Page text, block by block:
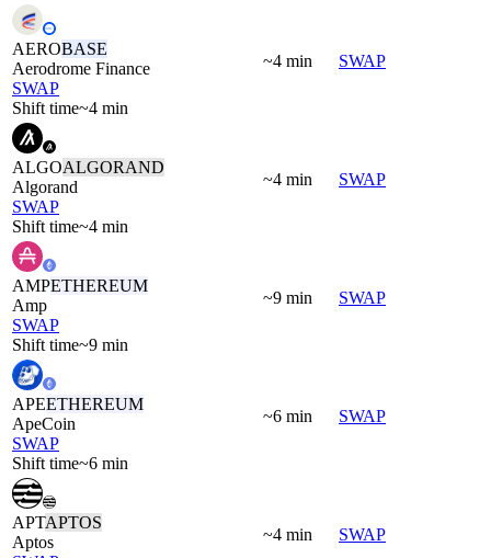
AEROBASE
Aerodrome Finance
SWAP
Shift time~4 min
~4 min SWAP
ALGOALGORAND
Algorand
SWAP
Shift time~4 min
~4 min SWAP
AMPETHEREUM
Amp
SWAP
Shift time~9 min
~9 min SWAP
APEETHEREUM
ApeCoin
SWAP
Shift time~6 min
~6 min SWAP
APTAPTOS
Aptos
~4 min SWAP